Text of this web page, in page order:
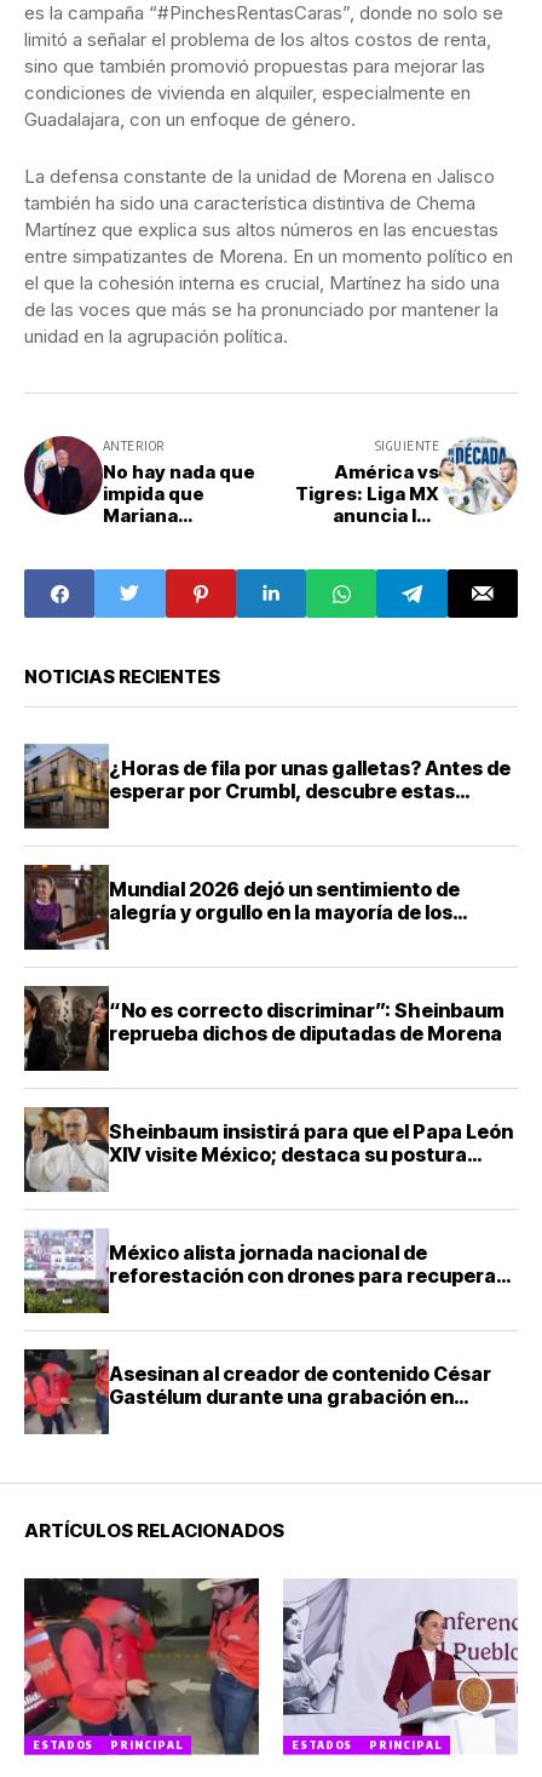
es la campaña “#PinchesRentasCaras”, donde no solo se
limitó a señalar el problema de los altos costos de renta,
sino que también promovió propuestas para mejorar las
condiciones de vivienda en alquiler, especialmente en
Guadalajara, con un enfoque de género.
La defensa constante de la unidad de Morena en Jalisco
también ha sido una característica distintiva de Chema
Martínez que explica sus altos números en las encuestas
entre simpatizantes de Morena. En un momento político en
el que la cohesión interna es crucial, Martínez ha sido una
de las voces que más se ha pronunciado por mantener la
unidad en la agrupación política.
ANTERIOR
No hay nada que
impida que
Mariana
SIGUIENTE
América vs
Tigres: Liga MX
anuncia los
Apertura 2023
NOTICIAS RECIENTES
¿Horas de fila por unas galletas? Antes de
esperar por Crumbl, descubre estas
Mundial 2026 dejó un sentimiento de
alegría y orgullo en la mayoría de los
“No es correcto discriminar”: Sheinbaum
reprueba dichos de diputadas de Morena
Sheinbaum insistirá para que el Papa León
XIV visite México; destaca su postura
México alista jornada nacional de
reforestación con drones para recuperar
Asesinan al creador de contenido César
Gastélum durante una grabación en
ARTÍCULOS RELACIONADOS
ESTADOS PRINCIPAL ESTADOS PRINCIPAL